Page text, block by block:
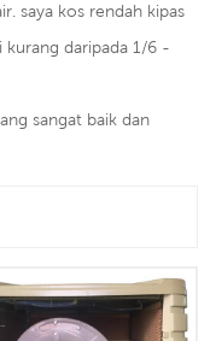
saya kos rendah kipas
kurang daripada 1/6 -
sangat baik dan